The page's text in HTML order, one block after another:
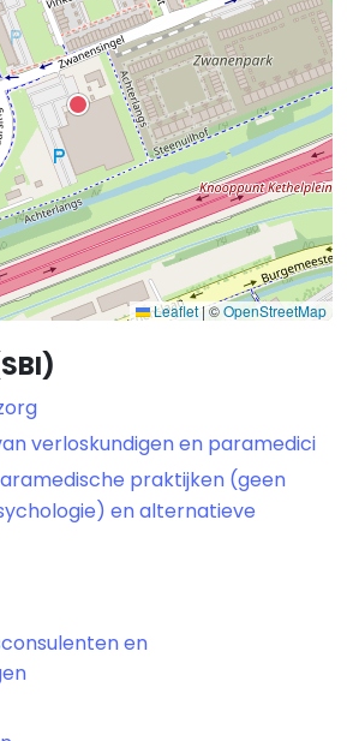
Leaflet| ©OpenStreetMap
verloskundigen en paramedici
praktijken (geen
en alternatieve
en